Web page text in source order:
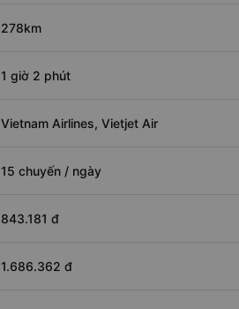
278km
1 giờ 2 phút
Vietnam Airlines, Vietjet Air
15 chuyến / ngày
843.181 đ
1.686.362 đ